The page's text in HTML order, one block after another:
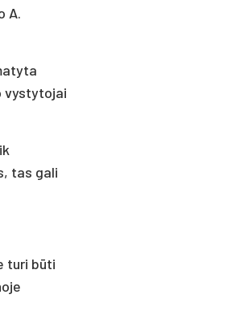
A.
vystytojai
tas gali
turi būti